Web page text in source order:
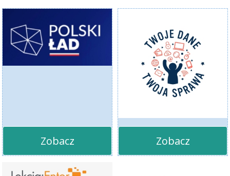
Zobacz Zobacz